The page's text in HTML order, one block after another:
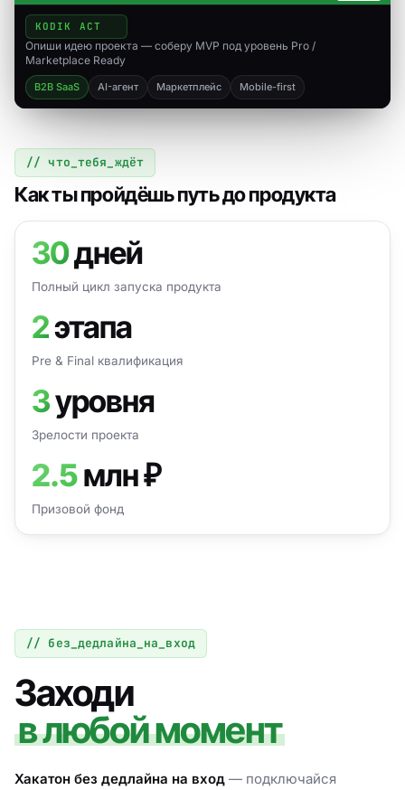
KODIK ACT
Опиши идею проекта — соберу MVP под уровень Pro /
Marketplace Ready
B2B SaaS AI-агент Маркетплейс Mobile-first
// что_тебя_ждёт
Как ты пройдёшь путь до продукта
30дней
Полный цикл запуска продукта
2этапа
Pre & Final квалификация
3уровня
Зрелости проекта
2.5млн ₽
Призовой фонд
// без_дедлайна_на_вход
Заходи
в любой момент
Хакатон без дедлайна на вход — подключайся